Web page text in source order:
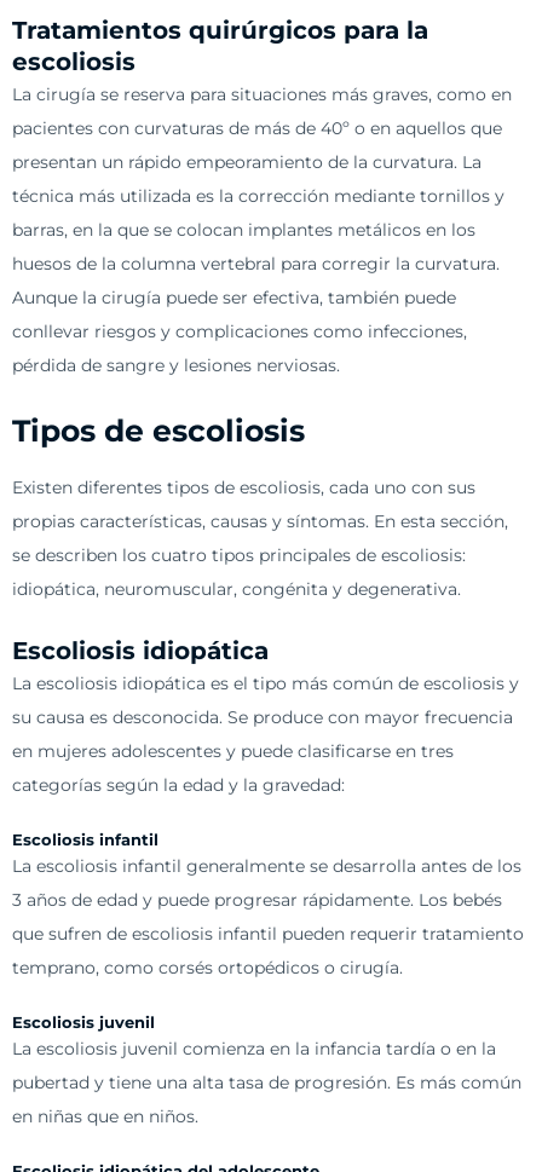
Tratamientos quirúrgicos para la
escoliosis
La cirugía se reserva para situaciones más graves, como en
pacientes con curvaturas de más de 40º o en aquellos que
presentan un rápido empeoramiento de la curvatura. La
técnica más utilizada es la corrección mediante tornillos y
barras, en la que se colocan implantes metálicos en los
huesos de la columna vertebral para corregir la curvatura.
Aunque la cirugía puede ser efectiva, también puede
conllevar riesgos y complicaciones como infecciones,
pérdida de sangre y lesiones nerviosas.
Tipos de escoliosis
Existen diferentes tipos de escoliosis, cada uno con sus
propias características, causas y síntomas. En esta sección,
se describen los cuatro tipos principales de escoliosis:
idiopática, neuromuscular, congénita y degenerativa.
Escoliosis idiopática
La escoliosis idiopática es el tipo más común de escoliosis y
su causa es desconocida. Se produce con mayor frecuencia
en mujeres adolescentes y puede clasificarse en tres
categorías según la edad y la gravedad:
Escoliosis infantil
La escoliosis infantil generalmente se desarrolla antes de los
3 años de edad y puede progresar rápidamente. Los bebés
que sufren de escoliosis infantil pueden requerir tratamiento
temprano, como corsés ortopédicos o cirugía.
Escoliosis juvenil
La escoliosis juvenil comienza en la infancia tardía o en la
pubertad y tiene una alta tasa de progresión. Es más común
en niñas que en niños.